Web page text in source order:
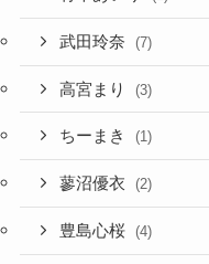
武田玲奈 (7)
高宮まり (3)
ちーまき (1)
蓼沼優衣 (2)
豊島心桜 (4)